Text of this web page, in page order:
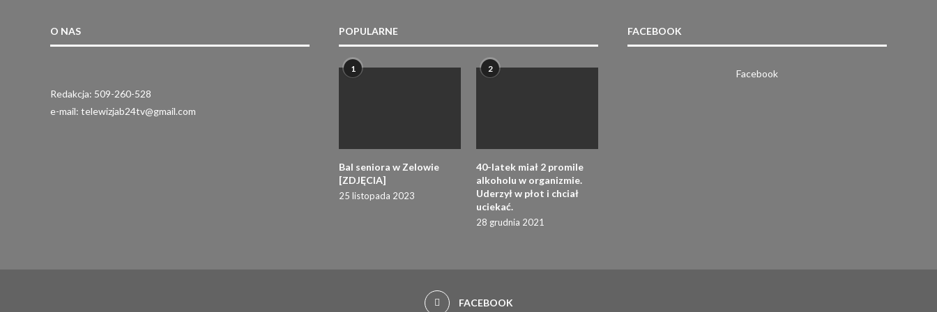
O NAS
Redakcja: 509-260-528
e-mail: telewizjab24tv@gmail.com
POPULARNE
1
Bal seniora w Zelowie
[ZDJĘCIA]
25 listopada 2023
2
40-latek miał 2 promile
alkoholu w organizmie.
Uderzył w płot i chciał
uciekać.
28 grudnia 2021
FACEBOOK
Facebook
FACEBOOK